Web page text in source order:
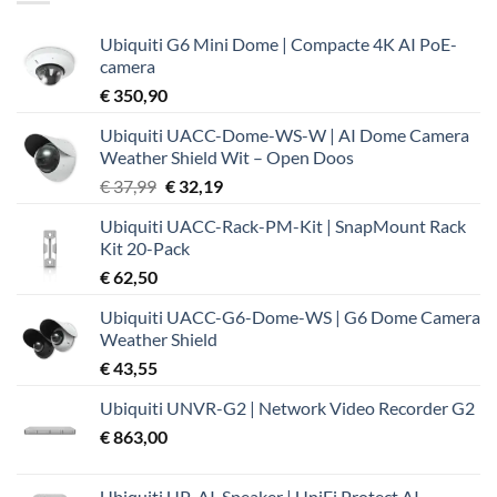
Ubiquiti G6 Mini Dome | Compacte 4K AI PoE-
camera
€ 350,90
Ubiquiti UACC-Dome-WS-W | AI Dome Camera
Weather Shield Wit – Open Doos
€37,99 Oorspronkelijke
was:
€ 37,99.
€32,19Huidige
is:
Ubiquiti UACC-Rack-PM-Kit | SnapMount Rack
Kit 20-Pack
€62,50
Ubiquiti UACC-G6-Dome-WS | G6 Dome Camera
Weather Shield
€43,55
Ubiquiti UNVR-G2 | Network Video Recorder G2
€863,00